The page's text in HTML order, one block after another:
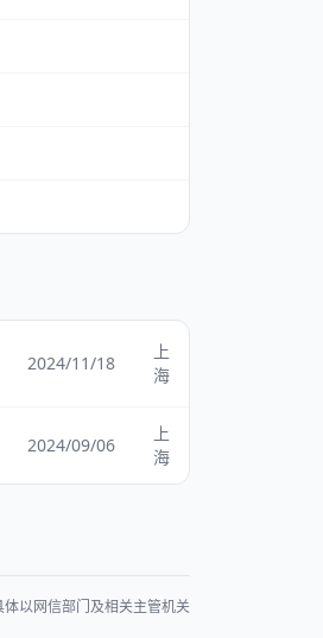
2024/11/18
上
海
2024/09/06
上
海
以网信部门及相关主管机关